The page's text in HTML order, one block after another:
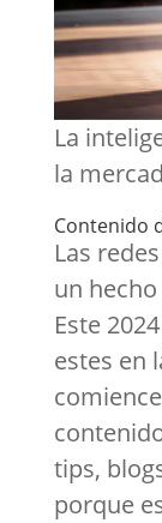
La
la
Contenido
Las
un
Este
estes en
tips,
porque